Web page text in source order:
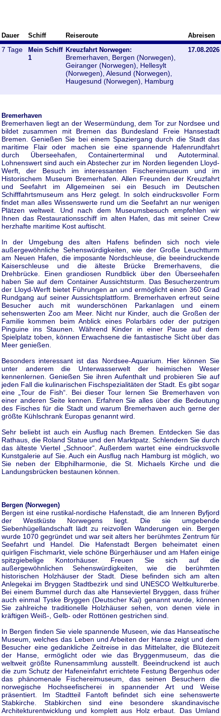
Dauer Schiff Reiseroute Abreisen
7 Tage
Mein Schiff
1
Kreuzfahrt Norwegen:
Bremerhaven, Bergen (Norwegen),
Geiranger (Norwegen), Hellesylt
(Norwegen), Alesund (Norwegen),
Haugesund (Norwegen), Hamburg
17.08.2026
Bremerhaven
Bremerhaven liegt an der Wesermündung, dem Tor zur Nordsee und
bildet zusammen mit Bremen das Bundesland Freie Hansestadt
Bremen. Genießen Sie bei einem Spaziergang durch die Stadt das
maritime Flair oder machen sie eine spannende Hafenrundfahrt
durch Überseehafen, Containerterminal und Autoterminal.
Lohnenswert sind auch ein Abstecher zur im Norden liegenden Lloyd-
Werft, der Besuch im interessanten Fischereimuseum und im
Historischem Museum Bremerhafen. Allen Freunden der Kreuzfahrt
und Seefahrt im Allgemeinen sei ein Besuch im Deutschen
Schifffahrtsmuseum ans Herz gelegt. In solch eindrucksvoller Form
findet man alles Wissenswerte rund um die Seefahrt an nur wenigen
Plätzen weltweit. Und nach dem Museumsbesuch empfehlen wir
Ihnen das Restaurationsschiff im alten Hafen, das mit seiner Crew
herzhafte maritime Kost auftischt.
In der Umgebung des alten Hafens befinden sich noch viele
außergewöhnliche Sehenswürdigkeiten, wie der Große Leuchtturm
am Neuen Hafen, die imposante Nordschleuse, die beeindruckende
Kaiserschleuse und die älteste Brücke Bremerhavens, die
Drehbrücke. Einen grandiosen Rundblick über den Überseehafen
haben Sie auf dem Container Aussichtsturm. Das Besucherzentrum
der Lloyd-Werft bietet Führungen an und ermöglicht einen 360 Grad
Rundgang auf seiner Aussichtsplattform. Bremerhaven erfreut seine
Besucher auch mit wunderschönen Parkanlagen und einem
sehenswerten Zoo am Meer. Nicht nur Kinder, auch die Großen der
Familie kommen beim Anblick eines Polarbärs oder der putzigen
Pinguine ins Staunen. Während Kinder in einer Pause auf dem
Spielplatz toben, können Erwachsene die fantastische Sicht über das
Meer genießen.
Besonders interessant ist das Nordsee-Aquarium. Hier können Sie
unter anderem die Unterwasserwelt der heimischen Weser
kennenlernen. Genießen Sie ihren Aufenthalt und probieren Sie auf
jeden Fall die kulinarischen Fischspezialitäten der Stadt. Es gibt sogar
eine „Tour de Fish“. Bei dieser Tour lernen Sie Bremerhaven von
einer anderen Seite kennen. Erfahren Sie alles über die Bedeutung
des Fisches für die Stadt und warum Bremerhaven auch gerne der
größte Kühlschrank Europas genannt wird.
Sehr beliebt ist auch ein Ausflug nach Bremen. Entdecken Sie das
Rathaus, die Roland Statue und den Marktpatz. Schlendern Sie durch
das älteste Viertel „Schnoor“. Außerdem wartet eine eindrucksvolle
Kunstgalerie auf Sie. Auch ein Ausflug nach Hamburg ist möglich, wo
Sie neben der Elbphilharmonie, die St. Michaels Kirche und die
Landungsbrücken bestaunen können.
Bergen (Norwegen)
Bergen ist eine rustikal-nordische Hafenstadt, die am Inneren Byfjord
der Westküste Norwegens liegt. Die sie umgebende
Siebenhügellandschaft lädt zu reizvollen Wanderungen ein. Bergen
wurde 1070 gegründet und war seit alters her berühmtes Zentrum für
Seefahrt und Handel. Die Hafenstadt Bergen beheimatet einen
quirligen Fischmarkt, viele schöne Bürgerhäuser und am Hafen einige
spitzgiebelige Kontorhäuser. Freuen Sie sich auf die
außergewöhnlichen Sehenswürdigkeiten, wie die berühmten
historischen Holzhäuser der Stadt. Diese befinden sich am alten
Anlegekai im Bryggen Stadtbezirk und sind UNESCO Weltkulturerbe.
Bei einem Bummel durch das alte Hanseviertel Bryggen, dass früher
auch einmal Tyske Bryggen (Deutscher Kai) genannt wurde, können
Sie zahlreiche traditionelle Holzhäuser sehen, von denen viele in
kräftigen Weiß-, Gelb- oder Rottönen gestrichen sind.
In Bergen finden Sie viele spannende Museen, wie das Hanseatische
Museum, welches das Leben und Arbeiten der Hanse zeigt und dem
Besucher eine gedankliche Zeitreise in das Mittelalter, die Blütezeit
der Hanse, ermöglicht oder wie das Bryggenmuseum, das die
weltweit größte Runensammlung ausstellt. Beeindruckend ist auch
die zum Schutz der Hafeneinfahrt errichtete Festung Bergenhus oder
das phänomenale Fischereimuseum, das seinen Besuchern die
norwegische Hochseefischerei in spannender Art und Weise
präsentiert. Im Stadtteil Fantoft befindet sich eine sehenswerte
Stabkirche. Stabkirchen sind eine besondere skandinavische
Architekturentwicklung und komplett aus Holz erbaut. Das Umland